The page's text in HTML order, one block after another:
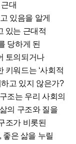
대
있음을 알게
있는 근대적
당하게 된
토의되거나
키워드는 ‘사회적
고 있지 않은가?
조는 우리 사회의
의 구조와 질을
조가 비롯된
좋은 삶을 누릴